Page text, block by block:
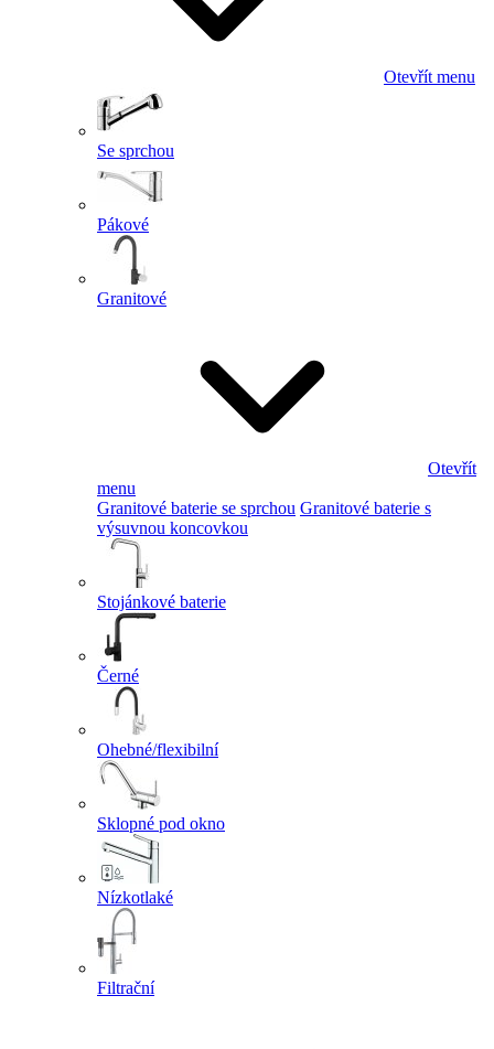
Otevřít menu
Se sprchou
Pákové
Granitové
Otevřít
menu
Granitové baterie se sprchou Granitové baterie s
výsuvnou koncovkou
Stojánkové baterie
Černé
Ohebné/flexibilní
Sklopné pod okno
Nízkotlaké
Filtrační